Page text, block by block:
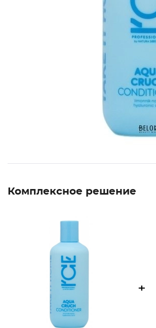
Комплексное решение
+